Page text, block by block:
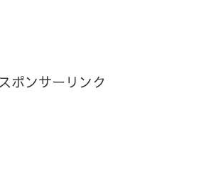
ポンサーリンク